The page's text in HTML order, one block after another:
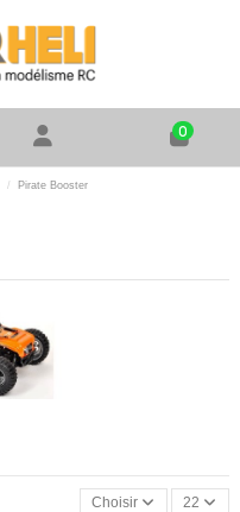
0
Pirate Booster
Choisir 22